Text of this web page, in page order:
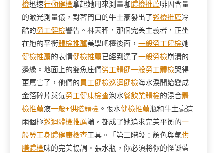
檢迅速行動健檢拿起她用來測量咖體檢推薦啡因含量
的激光測量儀，對著門口的牛土豪發出了巡檢推薦冷
酷的勞工健檢警告。林天秤，那個完美主義者，正坐
在她的平衡體檢推薦美學吧檯後面， 一般勞工健檢她
健檢推薦的表情健檢推薦已經到達了一般勞檢崩潰的
邊緣。地面上的雙魚座們勞工體健一般勞工體檢哭得
更厲害了，他們的員工健檢巡迴健檢海水淚開始變成
金箔碎片與氣勞工健康檢查泡水餐飲業體檢的混合體
檢推薦液一般+供膳體檢 。張水健檢推薦瓶和牛土豪這
兩個極巡迴體檢推薦端，都成了她追求完美平衡的一
般勞工身體健康檢查工具。「第二階段：顏色與氣供
膳體檢味的完美協調。張水瓶，你必須將你的怪誕藍